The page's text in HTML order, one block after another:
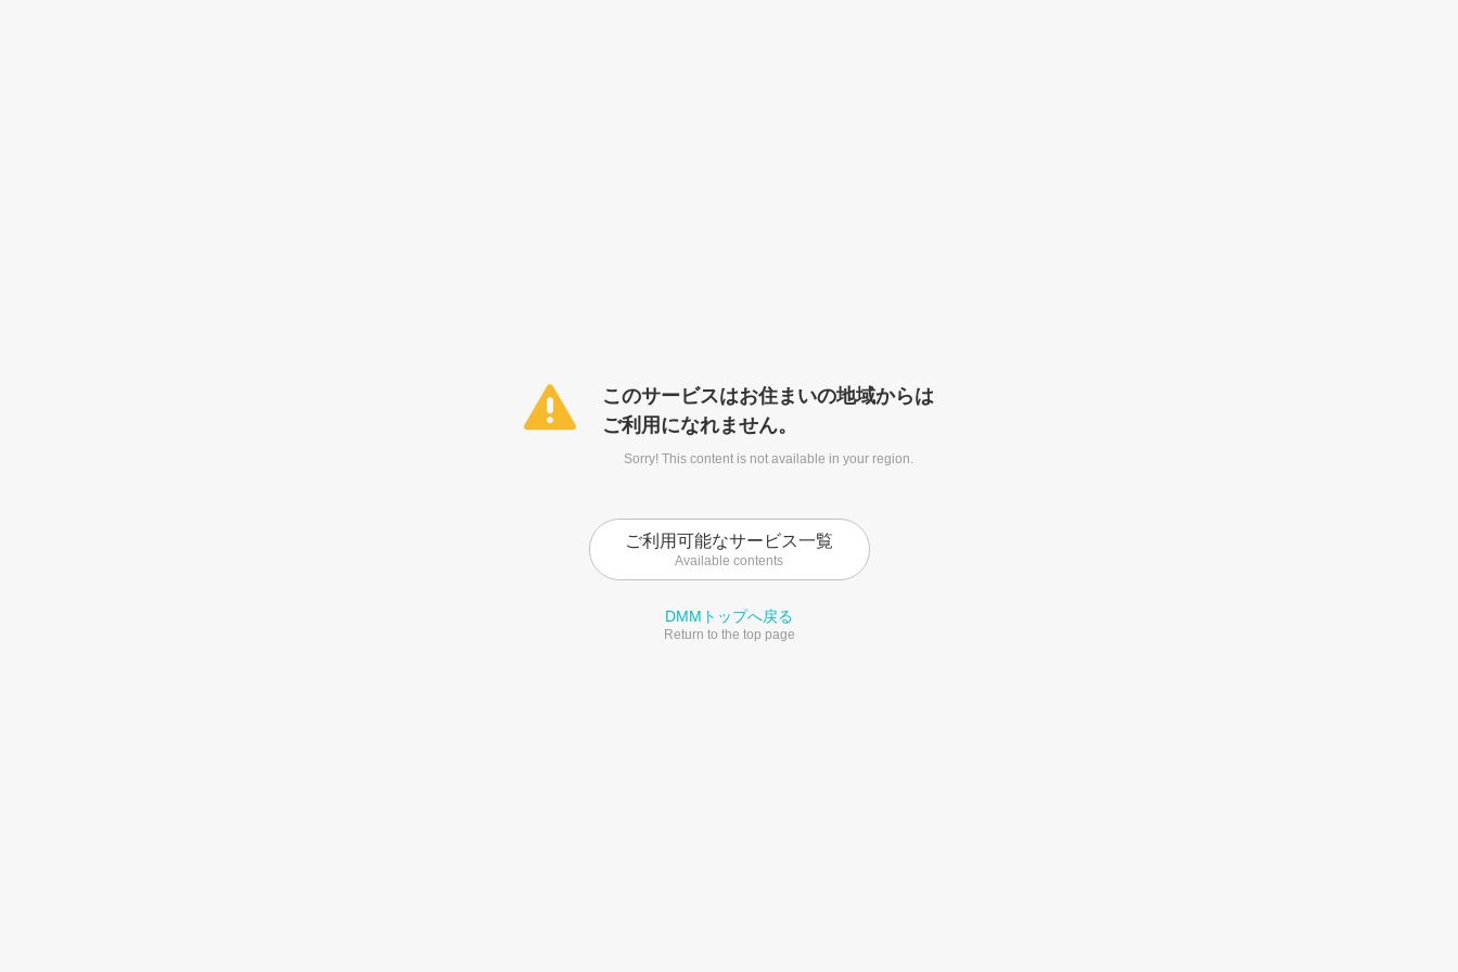
このサービスはお住まいの地域からは
ご利用になれません。
Sorry! This content is not available in your region.
ご利用可能なサービス一覧
Available contents
DMMトップへ戻る
Return to the top page